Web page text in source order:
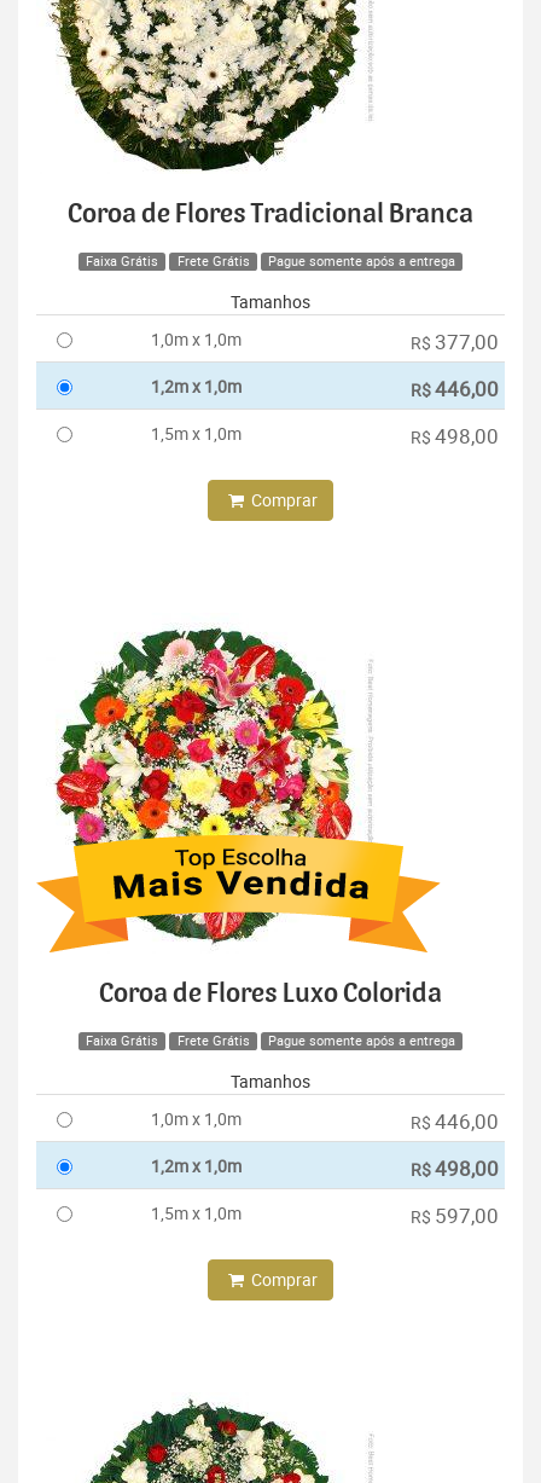
Coroa de Flores Tradicional Branca
Faixa Grátis Frete Grátis Pague somente após a entrega
Tamanhos
1,0m x 1,0m
R$ 377,00
1,2m x 1,0m R$446,00
1,5m x 1,0m R$ 498,00
Comprar
Coroa de Flores Luxo Colorida
Faixa Grátis Frete Grátis Pague somente após a entrega
Tamanhos
1,0m x 1,0m
R$ 446,00
1,2m x 1,0m R$498,00
1,5m x 1,0m R$ 597,00
Comprar